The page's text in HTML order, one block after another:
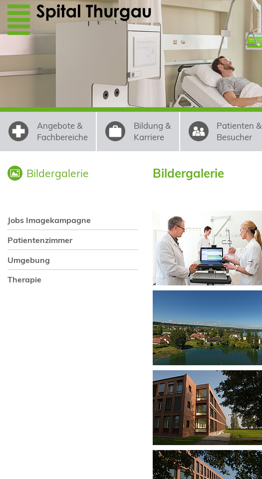
Direkt zum Inhalt
Angebote &
Fachbereiche
Bildung &
Karriere
Patienten &
Besucher
Bildergalerie
Jobs Imagekampagne
Patientenzimmer
Umgebung
Therapie
Bildergalerie